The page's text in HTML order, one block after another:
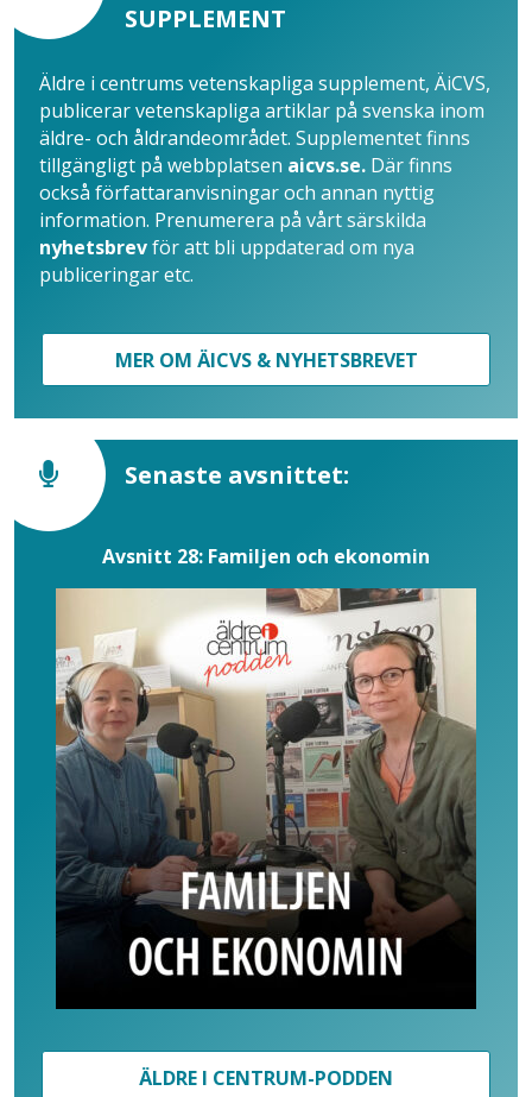
SUPPLEMENT
Äldre i centrums vetenskapliga supplement, ÄiCVS,
publicerar vetenskapliga artiklar på svenska inom
äldre- och åldrandeområdet. Supplementet finns
tillgängligt på webbplatsen aicvs.se. Där finns
också författaranvisningar och annan nyttig
information. Prenumerera på vårt särskilda
nyhetsbrevför att bli uppdaterad om nya
publiceringar etc.
MER OM ÄICVS & NYHETSBREVET
Senaste avsnittet:
Avsnitt 28: Familjen och ekonomin
ÄLDRE I CENTRUM-PODDEN